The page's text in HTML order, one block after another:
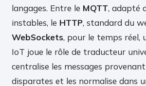
langages. Entre le MQTT, adapté
instables, le HTTP, standard du
WebSockets, pour le temps réel,
IoT joue le rôle de traducteur
centralise les messages
disparates et les normalise dans